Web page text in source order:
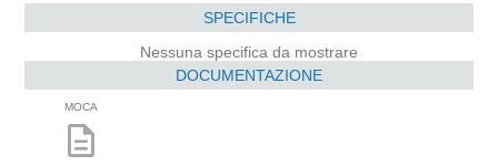
SPECIFICHE
Nessuna specifica da mostrare
DOCUMENTAZIONE
MOCA
description